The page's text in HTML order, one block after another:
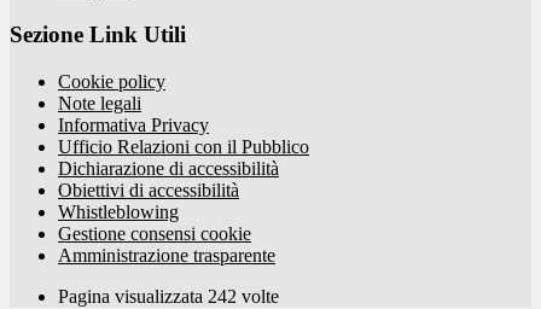
Sezione Link Utili
Cookie policy
Note legali
Informativa Privacy
Ufficio Relazioni con il Pubblico
Dichiarazione di accessibilità
Obiettivi di accessibilità
Whistleblowing
Gestione consensi cookie
Amministrazione trasparente
Pagina visualizzata 242 volte